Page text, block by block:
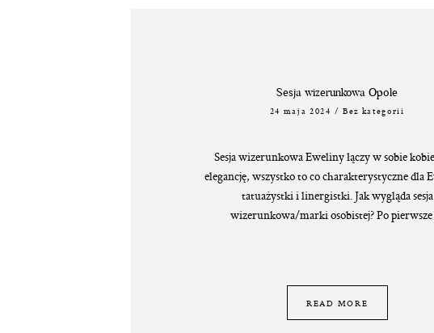
Sesja wizerunkowa Opole
24 maja 2024 / Bez kategorii
Sesja wizerunkowa Eweliny łączy w sobie
elegancję, wszystko to co charakterystyczne dla
tatuażystki i linergistki. Jak wygląda sesja
wizerunkowa/marki osobistej? Po pierwsze
READ MORE